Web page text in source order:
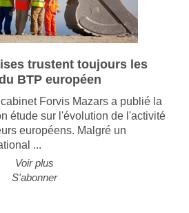
trustent toujours les
BTP européen
Forvis Mazars a publié la
étude sur l'évolution de l'activité
européens. Malgré un
...
Voir plus
S'abonner